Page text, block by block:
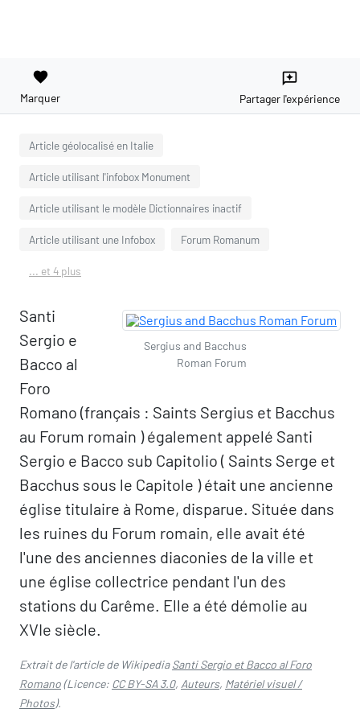
favorite
Marquer
reviews
Partager l'expérience
Article géolocalisé en Italie
Article utilisant l'infobox Monument
Article utilisant le modèle Dictionnaires inactif
Article utilisant une Infobox Forum Romanum
... et 4 plus
Sergius and Bacchus
Roman Forum
Santi
Sergio e
Bacco al
Foro
Romano (français : Saints Sergius et Bacchus
au Forum romain ) également appelé Santi
Sergio e Bacco sub Capitolio ( Saints Serge et
Bacchus sous le Capitole ) était une ancienne
église titulaire à Rome, disparue. Située dans
les ruines du Forum romain, elle avait été
l'une des anciennes diaconies de la ville et
une église collectrice pendant l'un des
stations du Carême. Elle a été démolie au
XVIe siècle.
Extrait de l'article de WikipediaSanti Sergio et Bacco al Foro
Romano(Licence: CC BY-SA 3.0, Auteurs, Matériel visuel /
Photos).